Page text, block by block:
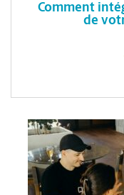
Comment
de